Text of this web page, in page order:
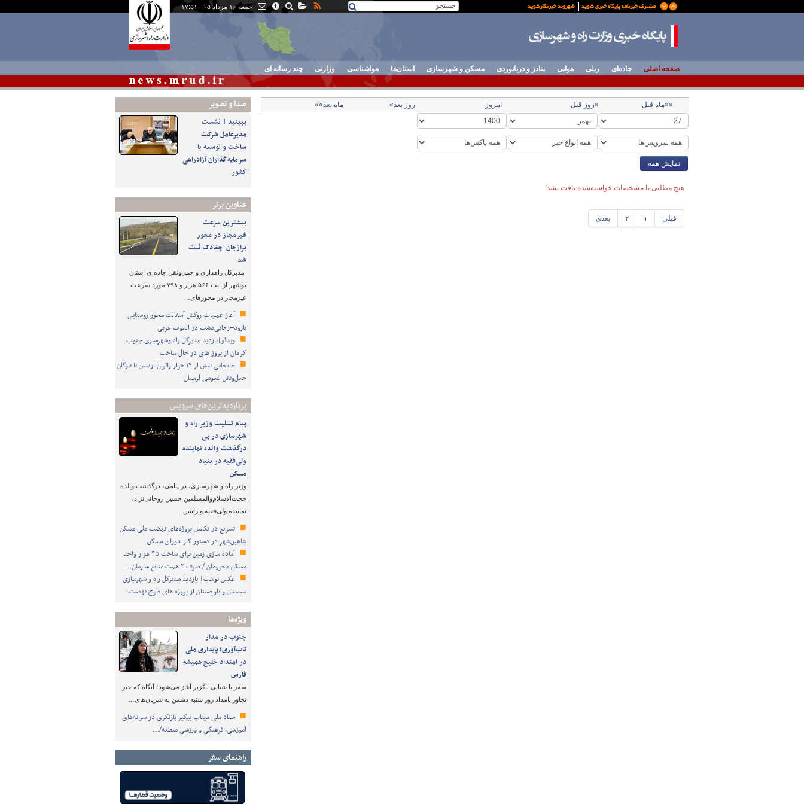
جمعه ۱۶ مرداد ۰۵ - ۱۷:۵۱
صفحه اصلی جاده‌ای ریلی هوایی بنادر و دریانوردی مسکن و شهرسازی استان‌ها هواشناسی وزارتی چند رسانه ای
صدا و تصوير
ببینید | نشست
مدیرعامل شرکت
ساخت و توسعه با
سرمایه‌گذاران آزادراهی
کشور
عناوین برتر
بیشترین سرعت
غیرمجاز در محور
برازجان-چغادک ثبت
شد
مدیرکل راهداری و حمل‌ونقل جاده‌ای استان
بوشهر از ثبت ۵۶۶ هزار و ۷۹۸ مورد سرعت
غیرمجاز در محورهای…
آغاز عملیات روکش آسفالت محور روستایی
یارود–رجایی‌دشت در الموت غربی
ویدئو|بازدید مدیرکل راه وشهرسازی جنوب
کرمان از پروژ های در حال ساخت
جابجایی بیش از ۱۴ هزار زائران اربعین با ناوگان
حمل‌ونقل عمومی لرستان
پربازدیدترین‌های سرویس
پیام تسلیت وزیر راه و
شهرسازی در پی
درگذشت والده نماینده
ولی‌فقیه در بنیاد
مسکن
وزیر راه و شهرسازی، در پیامی، درگذشت والده
حجت‌الاسلام‌والمسلمین حسین روحانی‌نژاد،
نماینده ولی‌فقیه و رئیس…
تسریع در تکمیل پروژه‌های نهضت ملی مسکن
شاهین‌شهر در دستور کار شورای مسکن
آماده سازی زمین برای ساخت ۴۵ هزار واحد
مسکن محرومان / صرف ۳ همت منابع سازمان…
عکس نوشت| بازدید مدیرکل راه و شهرسازی
سیستان و بلوچستان از پروژه های طرح نهضت…
ویژه‌ها
جنوب در مدار
تاب‌آوری؛ پایداری ملی
در امتداد خلیج همیشه
فارس
سفر با شتابی ناگزیر آغاز می‌شود؛ آنگاه که خبر
تجاوز بامداد روز شنبه دشمن به شریان‌های…
ستاد ملی میناب پیگیر بازنگری در سرانه‌های
آموزشی، فرهنگی و ورزشی منطقه/…
راهنمای سفر
««ماه قبل «روز قبل امروز روز بعد» ماه بعد»»
نمایش همه
هیچ مطلبی با مشخصات خواسته‌شده یافت نشد!
قبلی ۱ ۲ بعدی